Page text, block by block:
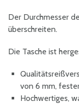
Der Durchmesser
überschreiten.
Die Tasche ist
von 6 mm,
Hochwertiges,